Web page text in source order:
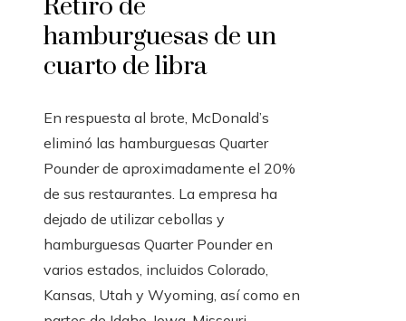
Retiro de
hamburguesas de un
cuarto de libra
En respuesta al brote, McDonald’s
eliminó las hamburguesas Quarter
Pounder de aproximadamente el 20%
de sus restaurantes. La empresa ha
dejado de utilizar cebollas y
hamburguesas Quarter Pounder en
varios estados, incluidos Colorado,
Kansas, Utah y Wyoming, así como en